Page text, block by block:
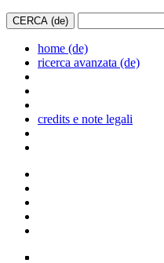
home (de)
ricerca avanzata (de)
credits e note legali